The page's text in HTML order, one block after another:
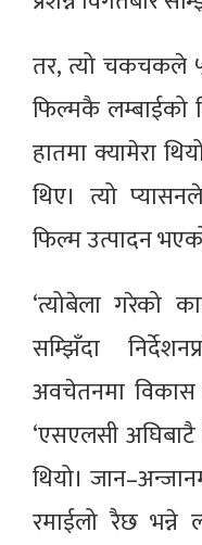
तर, त्यो चकचकले
फिल्मकै लम्बाईको
हातमा क्यामेरा
थिए। त्यो
फिल्म उत्पादन
‘त्योबेला गरेको
सम्झिँदा
अवचेतनमा विकास
‘एसएलसी
थियो।
रमाईलो रैछ भन्ने